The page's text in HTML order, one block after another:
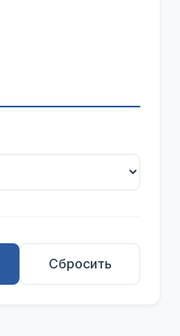
Сбросить